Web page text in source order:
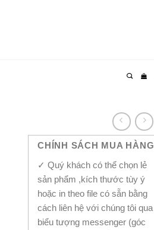
CHÍNH SÁCH MUA HÀNG
✓ Quý khách có thể chọn lẻ
sản phẩm ,kích thước tùy ý
hoặc in theo file có sẵn bằng
cách liên hệ với chúng tôi qua
biểu tượng messenger (góc